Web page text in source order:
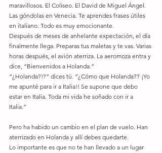
maravillosos. El Coliseo. El David de Miguel Ángel.
Las góndolas en Venecia. Te aprendes frases útiles
en italiano. Todo es muy emocionante.
Después de meses de anhelante expectación, el día
finalmente llega. Preparas tus maletas y te vas. Varias
horas después, el avión aterriza. La aeromoza entra y
dice, “Bienvenidos a Holanda.”
“¿Holanda?!?” dices tú. “¿Cómo que Holanda?? ¡Yo
me apunté para ir a Italia!! Se supone que debo
estar en Italia. Toda mi vida he soñado con ir a
Italia.”
Pero ha habido un cambio en el plan de vuelo. Han
aterrizado en Holanda y allí debes quedarte.
Lo importante es que no te han llevado a un lugar